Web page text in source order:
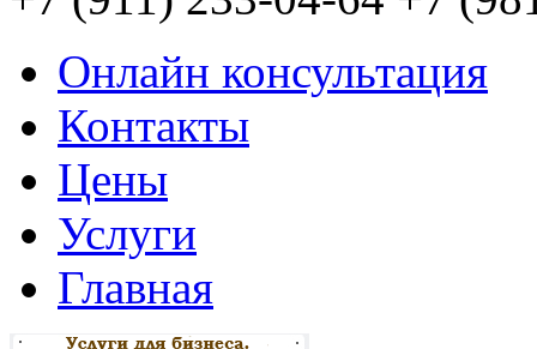
Онлайн консультация
Контакты
Цены
Услуги
Главная